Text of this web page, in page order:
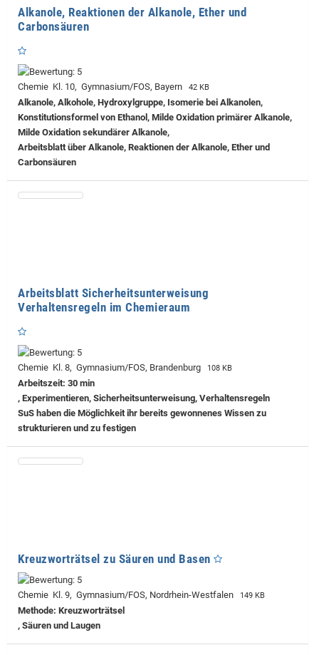
Alkanole, Reaktionen der Alkanole, Ether und
Carbonsäuren
Chemie Kl. 10, Gymnasium/FOS, Bayern 42 KB
Alkanole, Alkohole, Hydroxylgruppe, Isomerie bei Alkanolen,
Konstitutionsformel von Ethanol, Milde Oxidation primärer Alkanole,
Milde Oxidation sekundärer Alkanole,
Arbeitsblatt über Alkanole, Reaktionen der Alkanole, Ether und
Carbonsäuren
Arbeitsblatt Sicherheitsunterweisung
Verhaltensregeln im Chemieraum
Chemie Kl. 8, Gymnasium/FOS, Brandenburg 108 KB
Arbeitszeit: 30 min
, Experimentieren, Sicherheitsunterweisung, Verhaltensregeln
SuS haben die Möglichkeit ihr bereits gewonnenes Wissen zu
strukturieren und zu festigen
Kreuzworträtsel zu Säuren und Basen
Chemie Kl. 9, Gymnasium/FOS, Nordrhein-Westfalen 149 KB
Methode: Kreuzworträtsel
, Säuren und Laugen